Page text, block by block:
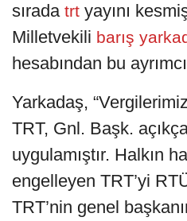
sırada trt yayını
Milletvekili barış
hesabından bu
Yarkadaş,
TRT, Gnl. Başk.
uygulamıştır. Halkın
engelleyen TRT’yi
TRT’nin genel